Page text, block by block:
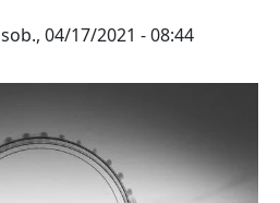
sob., 04/17/2021 - 08:44